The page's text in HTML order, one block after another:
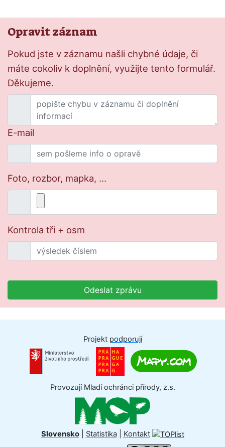
Opravit záznam
Pokud jste v záznamu našli chybné údaje, či
máte cokoliv k doplnění, využijte tento formulář.
Děkujeme.
E-mail
Foto, rozbor, mapka, ...
Kontrola tři + osm
Odeslat zprávu
Projekt podporují
Provozují Mladí ochránci přírody, z.s.
Slovensko| Statistika| Kontakt